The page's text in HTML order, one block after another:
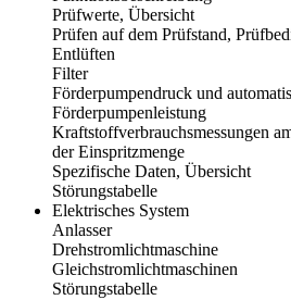
Prüfwerte, Übersicht
Prüfen auf dem Prüfstand,
Entlüften
Filter
Förderpumpendruck und
Förderpumpenleistung
Kraftstoffverbrauchsmessungen
der Einspritzmenge
Spezifische Daten, Übersicht
Störungstabelle
Elektrisches System
Anlasser
Drehstromlichtmaschine
Gleichstromlichtmaschinen
Störungstabelle